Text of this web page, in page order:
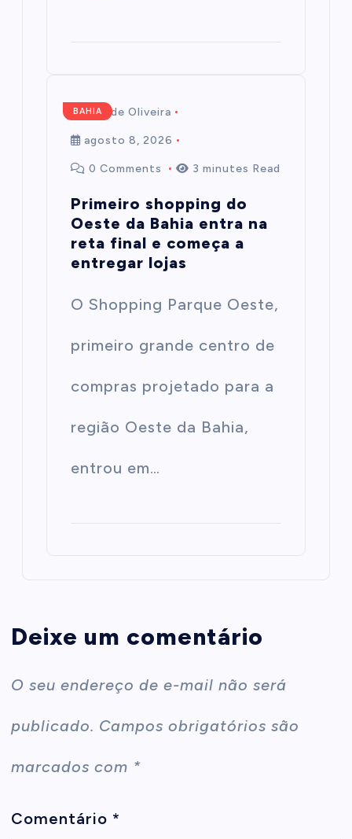
BAHIA
Mairim de Oliveira
agosto 8, 2026
0 Comments 3 minutes Read
Primeiro shopping do
Oeste da Bahia entra na
reta final e começa a
entregar lojas
O Shopping Parque Oeste,
primeiro grande centro de
compras projetado para a
região Oeste da Bahia,
entrou em…
Deixe um comentário
O seu endereço de e-mail não será
publicado. Campos obrigatórios são
marcados com *
Comentário *